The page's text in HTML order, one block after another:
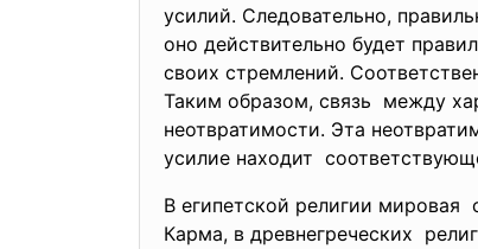
усилий. Следовательно,
оно действительно будет
своих стремлений.
Таким образом, связь между
неотвратимости. Эта
усилие находит
В египетской религии мировая
Карма, в древнегреческих